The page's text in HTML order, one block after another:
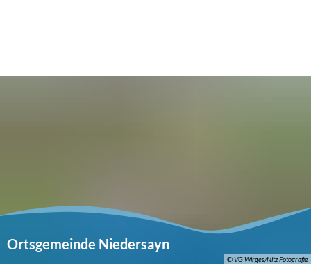
© VG Wirges/Nitz Fotografie
Ortsgemeinde Niedersayn